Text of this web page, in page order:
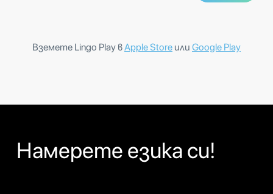
Вземете Lingo Play вApple Store или Google Play
Намерете езика си!